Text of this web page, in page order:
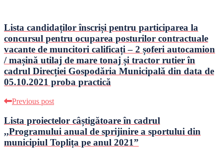
Lista candidaților înscriși pentru participarea la
concursul pentru ocuparea posturilor contractuale
vacante de muncitori calificați – 2 șoferi autocamion
/ mașină utilaj de mare tonaj și tractor rutier în
cadrul Direcției Gospodăria Municipală din data de
05.10.2021 proba practică
Previous post
Lista proiectelor câștigătoare în cadrul
,,Programului anual de sprijinire a sportului din
municipiul Toplița pe anul 2021”